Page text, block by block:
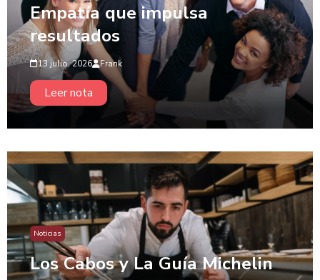
Empatía que impulsa
resultados
13 julio, 2026 Frank
Leer nota
Noticias
Los Cabos y La Guía Michelin